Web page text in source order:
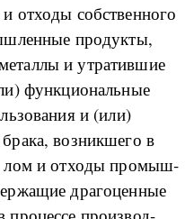
от­хо­ды соб­ствен­но­го
про­дук­ты,
и утра­тив­шие
фун­к­ци­о­наль­ные
и (и­ли)
воз­ни­к­ше­го в
лом и от­хо­ды про­мы­ш­
дра­го­цен­ные